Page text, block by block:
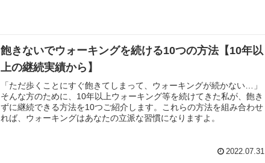
飽きないでウォーキングを続ける10つの方法【10年以
上の継続実績から】
「ただ歩くことにすぐ飽きてしまって、ウォーキングが続かない…」
そんな方のために、10年以上ウォーキング等を続けてきた私が、飽き
ずに継続できる方法を10つご紹介します。これらの方法を組み合わせ
れば、ウォーキングはあなたの立派な習慣になりますよ。
2022.07.31